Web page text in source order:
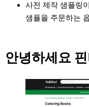
사전 제작 샘플링
샘플을 주문하는
안녕하세요 핀